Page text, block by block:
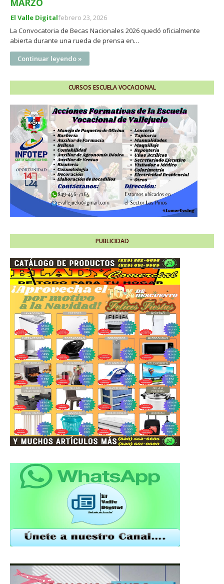
MARZO
El Valle Digitalfebrero 23, 2026
La Convocatoria de Becas Nacionales 2026 quedó oficialmente
abierta durante una rueda de prensa en…
Continuar leyendo »
CURSOS ESCUELA VOCACIONAL
PUBLICIDAD